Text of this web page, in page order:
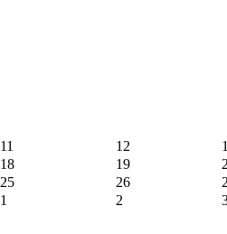
11 12
18 19
25 26
1 2